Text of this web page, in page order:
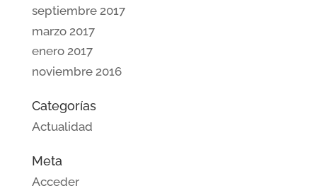
septiembre 2017
marzo 2017
enero 2017
noviembre 2016
Categorías
Actualidad
Meta
Acceder